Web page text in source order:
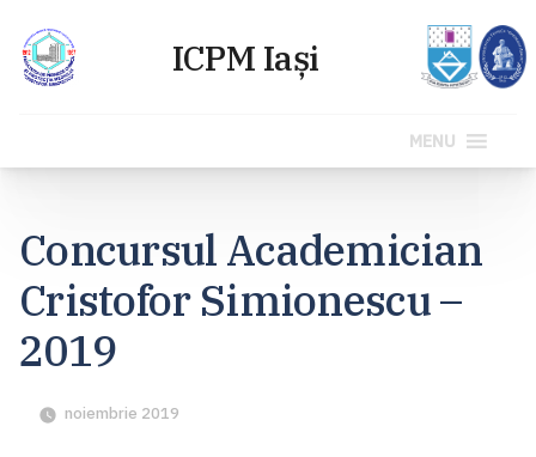
conținut
MENU
Concursul Academician
Cristofor Simionescu –
2019
noiembrie 2019